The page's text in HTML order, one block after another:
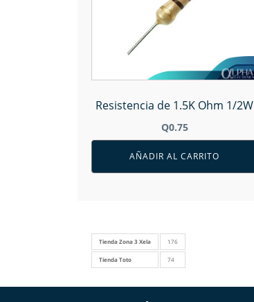
Resistencia de 1.5K Ohm 1/2W
Q0.75
AÑADIR AL CARRITO
Tienda Zona 3 Xela 176
Tienda Toto 74